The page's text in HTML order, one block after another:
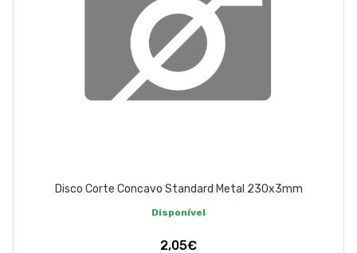
Disco Corte Concavo Standard Metal 230x3mm
Disponível
2,05€